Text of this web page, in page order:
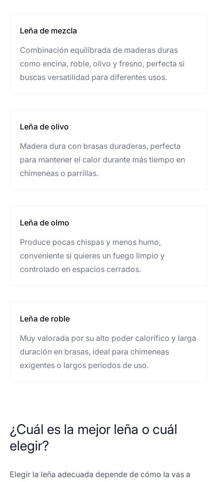
Leña de mezcla
Combinación equilibrada de maderas duras
como encina, roble, olivo y fresno, perfecta si
buscas versatilidad para diferentes usos.
Leña de olivo
Madera dura con brasas duraderas, perfecta
para mantener el calor durante más tiempo en
chimeneas o parrillas.
Leña de olmo
Produce pocas chispas y menos humo,
conveniente si quieres un fuego limpio y
controlado en espacios cerrados.
Leña de roble
Muy valorada por su alto poder calorífico y larga
duración en brasas, ideal para chimeneas
exigentes o largos periodos de uso.
¿Cuál es la mejor leña o cuál
elegir?
Elegir la leña adecuada depende de cómo la vas a